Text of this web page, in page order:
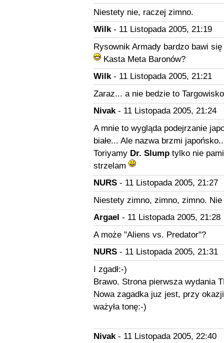
Niestety nie, raczej zimno.
Wilk- 11 Listopada 2005, 21:19
Rysownik Armady bardzo bawi
Kasta Meta Baronów?
Wilk- 11 Listopada 2005, 21:21
Zaraz... a nie bedzie to
Nivak- 11 Listopada 2005, 21:24
A mnie to wygląda podejrzanie
białe... Ale nazwa brzmi
Toriyamy Dr. Slumptylko nie
strzelam
NURS- 11 Listopada 2005, 21:27
Niestety zimno, zimno, zimno.
Argael - 11 Listopada 2005, 21:28
A może "Aliens vs. Predator"?
NURS- 11 Listopada 2005, 21:31
I zgadł:-)
Brawo. Strona pierwsza wydania
Nowa zagadka juz jest, przy
ważyła tonę:-)
Nivak- 11 Listopada 2005, 22:40